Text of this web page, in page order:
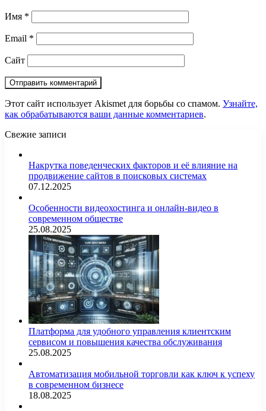
Имя *
Email *
Сайт
Этот сайт использует Akismet для борьбы со спамом. Узнайте,
как обрабатываются ваши данные комментариев.
Свежие записи
Накрутка поведенческих факторов и её влияние на
продвижение сайтов в поисковых системах
07.12.2025
Особенности видеохостинга и онлайн-видео в
современном обществе
25.08.2025
Платформа для удобного управления клиентским
сервисом и повышения качества обслуживания
25.08.2025
Автоматизация мобильной торговли как ключ к успеху
в современном бизнесе
18.08.2025